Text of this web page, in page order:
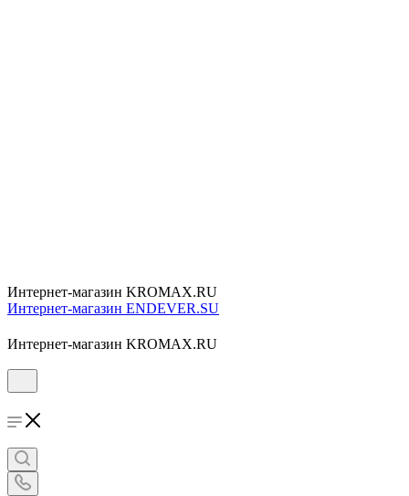
Интернет-магазин KROMAX.RU
Интернет-магазин ENDEVER.SU
Интернет-магазин KROMAX.RU